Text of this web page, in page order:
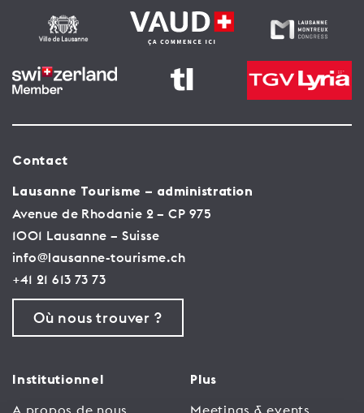
Contact
Lausanne Tourisme – administration
Avenue de Rhodanie 2 – CP 975
1001 Lausanne – Suisse
info@lausanne-tourisme.ch
+41 21 613 73 73
Où nous trouver ?
Institutionnel
A propos de nous
Plus
Meetings & events